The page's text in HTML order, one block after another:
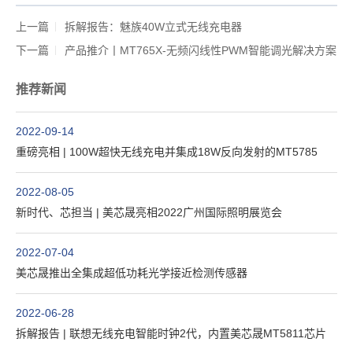
上一篇
拆解报告：魅族40W立式无线充电器
下一篇
产品推介丨MT765X-无频闪线性PWM智能调光解决方案
推荐新闻
2022-09-14
重磅亮相 | 100W超快无线充电并集成18W反向发射的MT5785
2022-08-05
新时代、芯担当 | 美芯晟亮相2022广州国际照明展览会
2022-07-04
美芯晟推出全集成超低功耗光学接近检测传感器
2022-06-28
拆解报告 | 联想无线充电智能时钟2代，内置美芯晟MT5811芯片